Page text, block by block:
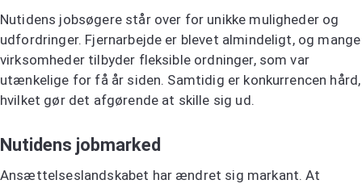
Nutidens jobsøgere står over for unikke muligheder og
udfordringer. Fjernarbejde er blevet almindeligt, og mange
virksomheder tilbyder fleksible ordninger, som var
utænkelige for få år siden. Samtidig er konkurrencen hård,
hvilket gør det afgørende at skille sig ud.
Nutidens jobmarked
Ansættelseslandskabet har ændret sig markant. At